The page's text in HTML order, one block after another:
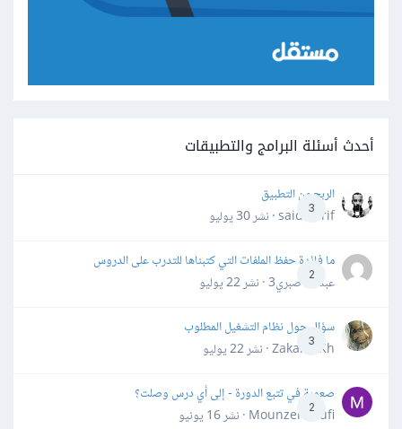
أحدث أسئلة البرامج والتطبيقات
3
الربح من التطبيق
said darif · نشر
30 يوليو
2
ما فائدة حفظ الملفات التي كتبناها للتدرب على الدروس
عبدالله صبري3 · نشر
22 يوليو
3
سؤال حول نظام التشغيل المطلوب
Zakaria Kh · نشر
22 يوليو
2
صعوبة في تتبع الدورة - إلى أي درس وصلت؟
Mounzer Soufi · نشر
16 يونيو